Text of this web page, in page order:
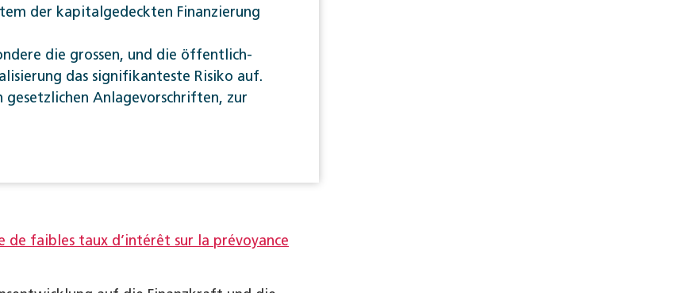
der kapitalgedeckten Finanzierung
die grossen, und die öffentlich-
das signifikanteste Risiko auf.
Anlagevorschriften, zur
de faibles taux d’intérêt sur la prévoyance